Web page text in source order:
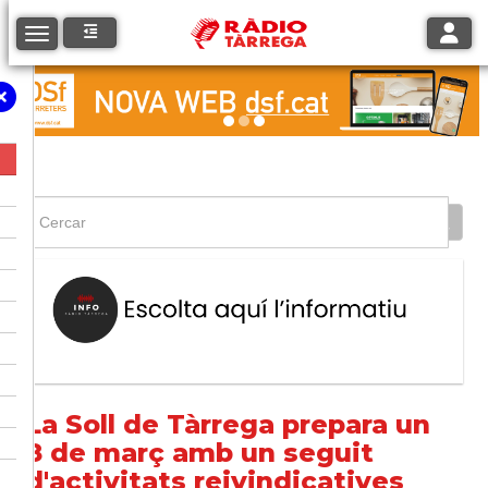
Toggle navigation
La Soll de Tàrrega prepara un
8 de març amb un seguit
d'activitats reivindicatives